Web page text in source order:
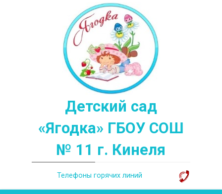
Детский сад
«Ягодка» ГБОУ СОШ
№ 11 г. Кинеля
Телефоны горячих линий